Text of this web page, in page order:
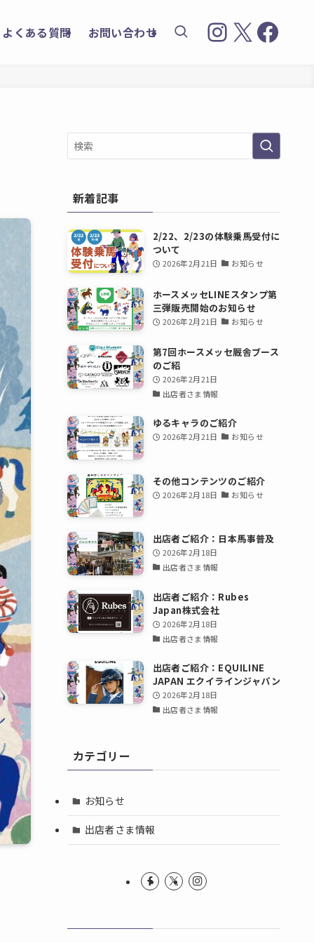
よくある質問 お問い合わせ X
新着記事
2/22、2/23の体験乗馬受付に
ついて
2026年2月21日 お知らせ
ホースメッセLINEスタンプ第
三弾販売開始のお知らせ
2026年2月21日 お知らせ
第7回ホースメッセ厩舎ブース
のご紹
2026年2月21日
出店者さま情報
ゆるキャラのご紹介
2026年2月21日 お知らせ
その他コンテンツのご紹介
2026年2月18日 お知らせ
出店者ご紹介：日本馬事普及
2026年2月18日
出店者さま情報
出店者ご紹介：Rubes
Japan株式会社
2026年2月18日
出店者さま情報
出店者ご紹介：EQUILINE
JAPAN エクイラインジャパン
2026年2月18日
出店者さま情報
カテゴリー
お知らせ
出店者さま情報